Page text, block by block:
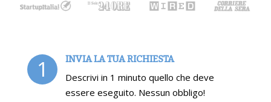
1 INVIA LA TUA RICHIESTA
Descrivi in 1 minuto quello che deve
essere eseguito. Nessun obbligo!